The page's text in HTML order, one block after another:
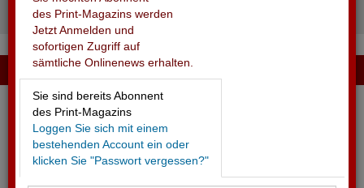
des Print-Magazins werden
Jetzt Anmelden und
sofortigen Zugriff auf
sämtliche Onlinenews erhalten.
Sie sind bereits Abonnent
des Print-Magazins
Loggen Sie sich mit einem
bestehenden Account ein oder
klicken Sie "Passwort vergessen?"
Noch nicht registriert?
13.09.2025 - ERHÖHUNG DES J+S-KREDITS
Positives Zeichen der Politik